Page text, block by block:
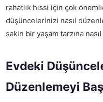
rahatlık hissi için çok
düşüncelerinizi nasıl
sakin bir yaşam tarzına
Evdeki
Düzenlemeyi